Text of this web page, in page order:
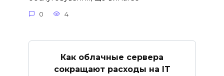
0 4
Как облачные сервера
сокращают расходы на IT